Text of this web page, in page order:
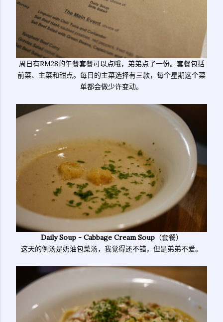
周日有RM28的午餐套餐可以点哦，弟弟点了一份。套餐包括
前菜、主菜和甜点。每日的主菜选择有三款，每个星期这个菜
单都会做少许变动。
Daily Soup - Cabbage Cream Soup（套餐）
这天的例汤是奶油包菜汤，我觉得还不错，但是弟弟不爱。